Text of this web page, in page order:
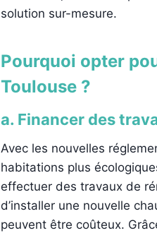
solution sur-mesure.
Pourquoi opter
Toulouse ?
a. Financer des
Avec les nouvelles
habitations plus
effectuer des travaux de
d’installer une nouvelle
peuvent être coûteux.